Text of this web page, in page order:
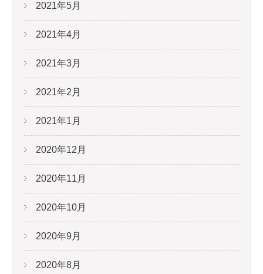
2021年5月
2021年4月
2021年3月
2021年2月
2021年1月
2020年12月
2020年11月
2020年10月
2020年9月
2020年8月